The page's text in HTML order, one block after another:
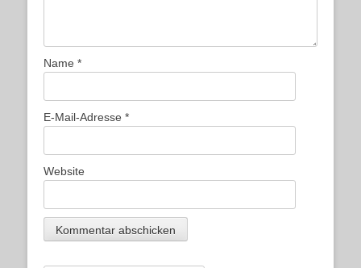
Name *
E-Mail-Adresse *
Website